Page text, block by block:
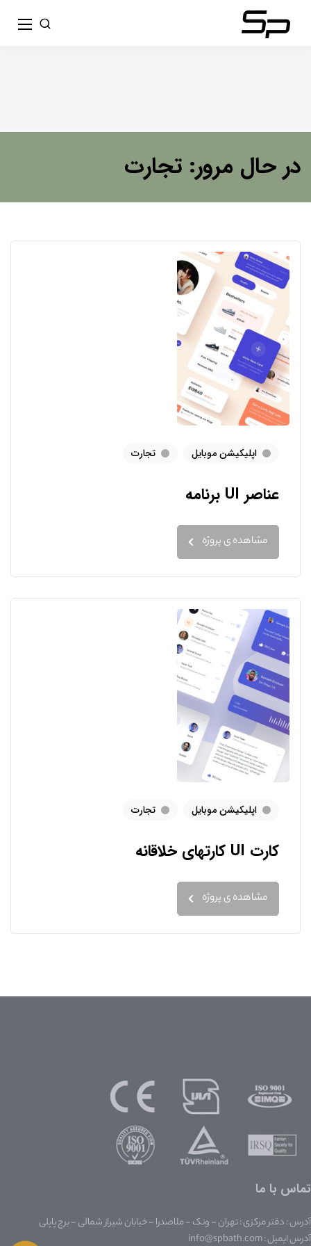
در حال مرور: تجارت
اپلیکیشن موبایل تجارت
عناصر UI برنامه
مشاهده ی پروژه
اپلیکیشن موبایل تجارت
کارت UI کارتهای خلاقانه
مشاهده ی پروژه
تماس با ما
آدرس : دفتر مرکزی : تهران - ونک - ملاصدرا - خیابان شیراز شمالی - برج پاپلی
آدرس ایمیل : info@spbath.com